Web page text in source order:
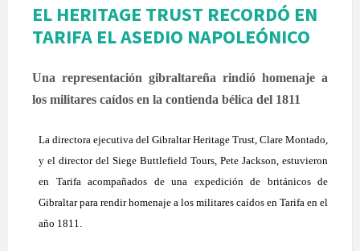
EL HERITAGE TRUST RECORDÓ EN
TARIFA EL ASEDIO NAPOLEÓNICO
Una representación gibraltareña rindió homenaje a
los militares caídos en la contienda bélica del 1811
La directora ejecutiva del Gibraltar Heritage Trust, Clare Montado,
y el director del Siege Buttlefield Tours, Pete Jackson, estuvieron
en Tarifa acompañados de una expedición de británicos de
Gibraltar para rendir homenaje a los militares caídos en Tarifa en el
año 1811.